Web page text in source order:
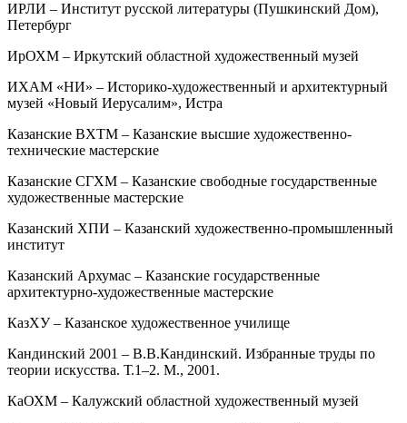
ИРЛИ – Институт русской литературы (Пушкинский Дом),
Петербург
ИрОХМ – Иркутский областной художественный музей
ИХАМ «НИ» – Историко-художественный и архитектурный
музей «Новый Иерусалим», Истра
Казанские ВХТМ – Казанские высшие художественно-
технические мастерские
Казанские СГХМ – Казанские свободные государственные
художественные мастерские
Казанский ХПИ – Казанский художественно-промышленный
институт
Казанский Архумас – Казанские государственные
архитектурно-художественные мастерские
КазХУ – Казанское художественное училище
Кандинский 2001 – В.В.Кандинский. Избранные труды по
теории искусства. Т.1–2. М., 2001.
КаОХМ – Калужский областной художественный музей